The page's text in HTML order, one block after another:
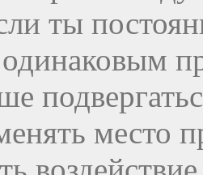
ты
место